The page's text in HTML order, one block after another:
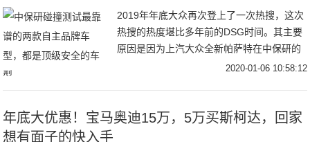
2019年年底大众再次登上了一次热搜，这次
热搜的热度堪比多年前的DSG时间。其主要
原因是因为上汽大众全新帕萨特在中保研的
25%正片偏执碰撞测试当中刷新了中保研历
2020-01-06 10:58:12
年底大优惠！宝马奥迪15万，5万买斯柯达，回家
想有面子的快入手